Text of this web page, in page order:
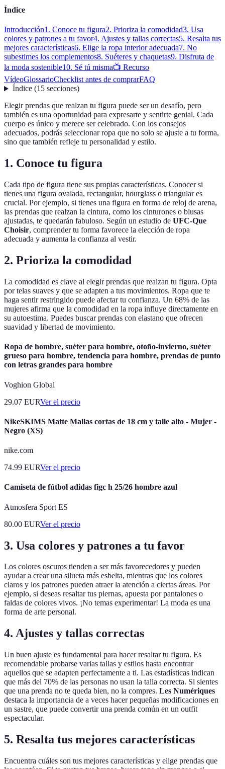
Índice
Introducción1. Conoce tu figura2. Prioriza la comodidad3. Usa
colores y patrones a tu favor4. Ajustes y tallas correctas5. Resalta tus
mejores características6. Elige la ropa interior adecuada7. No
subestimes los complementos8. Suéteres y chaquetas9. Disfruta de
la moda sostenible10. Sé tú misma📺 Recurso
VídeoGlossarioChecklist antes de comprarFAQ
Índice(15 secciones)
Elegir prendas que realzan tu figura puede ser un desafío, pero
también es una oportunidad para expresarte y sentirte genial. Cada
cuerpo es único y merece ser celebrado. Con los consejos
adecuados, podrás seleccionar ropa que no solo se ajuste a tu forma,
sino que también refleje tu personalidad y estilo.
1. Conoce tu figura
Cada tipo de figura tiene sus propias características. Conocer si
tienes una figura ovalada, rectangular, hourglass o triangular es
crucial. Por ejemplo, si tienes una figura en forma de reloj de arena,
las prendas que realzan la cintura, como los cinturones o blusas
ajustadas, te quedarán fabuloso. Según un estudio de UFC-Que
Choisir, comprender tu forma favorece la elección de ropa
adecuada y aumenta la confianza al vestir.
2. Prioriza la comodidad
La comodidad es clave al elegir prendas que realzan tu figura. Opta
por telas suaves y que se adapten a tus movimientos. Ropa que te
haga sentir restringido puede afectar tu confianza. Un 68% de las
mujeres afirma que la comodidad en la ropa influye directamente en
su autoestima. Puedes buscar prendas con elastano que ofrecen
suavidad y libertad de movimiento.
Ropa de hombre, suéter para hombre, otoño-invierno, suéter
grueso para hombre, tendencia para hombre, prendas de punto
con letras grandes para hombre
Voghion Global
29.07 EURVer el precio
NikeSKIMS Matte Mallas cortas de 18 cm y talle alto - Mujer -
Negro (XS)
nike.com
74.99 EURVer el precio
Camiseta de fútbol adidas figc h 25/26 hombre azul
Atmosfera Sport ES
80.00 EURVer el precio
3. Usa colores y patrones a tu favor
Los colores oscuros tienden a ser más favorecedores y pueden
ayudar a crear una silueta más esbelta, mientras que los colores
claros y los patrones pueden atraer la atención a ciertas áreas. Por
ejemplo, si deseas resaltar tus piernas, apuesta por pantalones o
faldas de colores vivos. ¡No temas experimentar! La moda es una
forma de arte personal.
4. Ajustes y tallas correctas
Un buen ajuste es fundamental para hacer resaltar tu figura. Es
recomendable probarse varias tallas y estilos hasta encontrar
aquellos que se adapten perfectamente a ti. Las estadísticas indican
que más del 70% de las personas no usan la talla correcta. Si sientes
que una prenda no te queda bien, no la compres. Les Numériques
destaca la importancia de a veces hacer pequeñas modificaciones en
un sastre, que puede convertir una prenda común en un outfit
espectacular.
5. Resalta tus mejores características
Encuentra cuáles son tus mejores características y elige prendas que